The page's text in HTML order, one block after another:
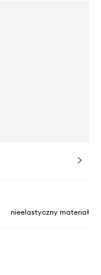
nieelastyczny materiał